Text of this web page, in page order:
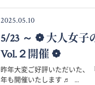
2025.05.10
5/23 ～ ❁ 大人女子
Vol.２開催 ❁
昨年大変ご好評いただいた、
年も開催いたします ♬ ...